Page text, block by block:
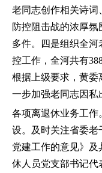
老同志创作相关诗词
防控阻击战的浓厚
多件。四是组织全
控工作，全河共有
根据上级要求，黄委
一步加强老同志因私
各项离退休业务工作
设。及时关注省委老
党建工作的意见》及
休人员党支部书记代